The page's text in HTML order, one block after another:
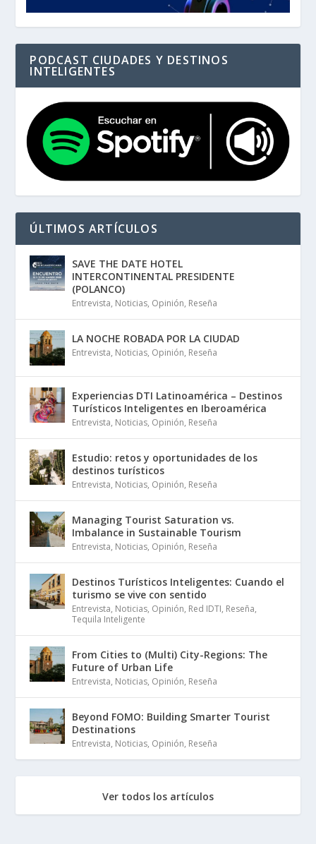
PODCAST CIUDADES Y DESTINOS
INTELIGENTES
ÚLTIMOS ARTÍCULOS
SAVE THE DATE HOTEL
INTERCONTINENTAL PRESIDENTE
(POLANCO)
Entrevista, Noticias, Opinión, Reseña
LA NOCHE ROBADA POR LA CIUDAD
Entrevista, Noticias, Opinión, Reseña
Experiencias DTI Latinoamérica – Destinos
Turísticos Inteligentes en Iberoamérica
Entrevista, Noticias, Opinión, Reseña
Estudio: retos y oportunidades de los
destinos turísticos
Entrevista, Noticias, Opinión, Reseña
Managing Tourist Saturation vs.
Imbalance in Sustainable Tourism
Entrevista, Noticias, Opinión, Reseña
Destinos Turísticos Inteligentes: Cuando el
turismo se vive con sentido
Entrevista, Noticias, Opinión, Red IDTI, Reseña,
Tequila Inteligente
From Cities to (Multi) City-Regions: The
Future of Urban Life
Entrevista, Noticias, Opinión, Reseña
Beyond FOMO: Building Smarter Tourist
Destinations
Entrevista, Noticias, Opinión, Reseña
Ver todos los artículos